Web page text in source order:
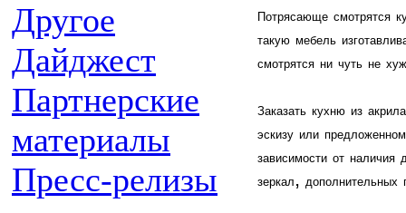
Другое
Дайджест
Партнерские
материалы
Пресс-релизы
Потрясающе смотрятся
такую мебель
смотрятся ни чуть не
Заказать кухню из акрила
эскизу или
зависимости от наличия
зеркал , дополнительных